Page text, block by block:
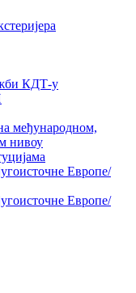
КДТ-у
међународном,
нивоу
Европе/
Европе/